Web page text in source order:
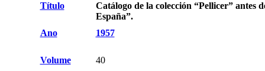
Título
Catálogo de la colección “Pellicer” antes
España”.
Ano
1957
Volume
40